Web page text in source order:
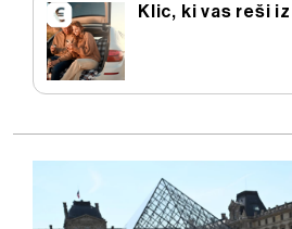
Klic, ki vas reši